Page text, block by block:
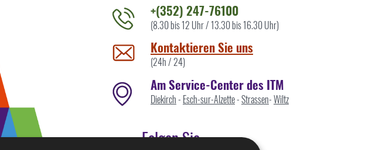
Kontaktieren
Sie
uns
+(352) 247-76100
(8.30 bis 12 Uhr / 13.30 bis 16.30 Uhr)
Kontaktieren Sie uns
(24h / 24)
Am Service-Center des ITM
Diekirch- Esch-sur-Alzette-Strassen-Wiltz
Folgen Sie